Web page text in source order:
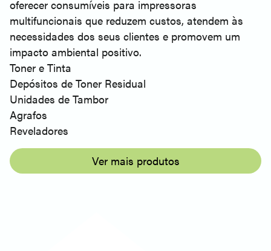
oferecer consumíveis para impressoras
multifuncionais que reduzem custos, atendem às
necessidades dos seus clientes e promovem um
impacto ambiental positivo.
Toner e Tinta
Depósitos de Toner Residual
Unidades de Tambor
Agrafos
Reveladores
Ver mais produtos